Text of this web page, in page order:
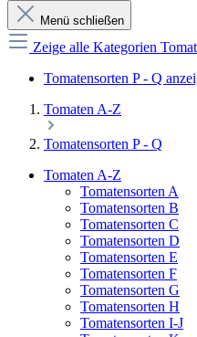
Menü schließen
Zeige alle Kategorien
Tomatensorten P - Q
Tomaten A-Z
Tomatensorten P - Q
Tomaten A-Z
Tomatensorten A
Tomatensorten B
Tomatensorten C
Tomatensorten D
Tomatensorten E
Tomatensorten F
Tomatensorten G
Tomatensorten H
Tomatensorten I-J